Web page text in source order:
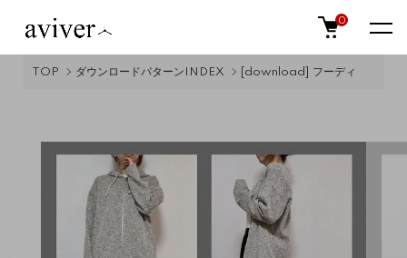
0
TOP ダウンロードパターンINDEX [download] フーディ